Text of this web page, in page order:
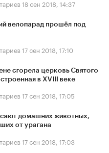
18 сен 2018, 14:37
велопарад прошёл под
17 сен 2018, 17:10
сгорела церковь Святого
в XVIII веке
17 сен 2018, 17:05
домашних животных,
от урагана
17 сен 2018, 17:03